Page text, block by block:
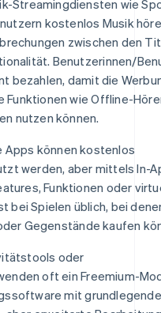
Streamingdiensten wie
kostenlos Musik
zwischen den
Benutzerinnen/
bezahlen, damit die
wie Offline-
nutzen können.
Apps können kostenlos
werden, aber mittels In-
Funktionen oder
bei Spielen üblich, bei
Gegenstände kaufen
oder
oft ein Freemium-
mit